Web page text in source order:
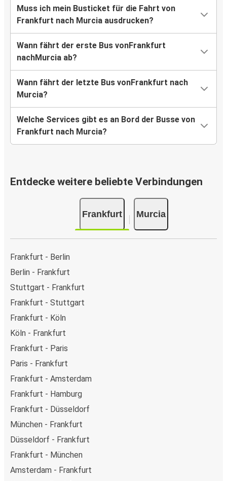
Muss ich mein Busticket für die Fahrt von
Frankfurt nach Murcia ausdrucken?
Wann fährt der erste Bus vonFrankfurt
nachMurcia ab?
Wann fährt der letzte Bus vonFrankfurt nach
Murcia?
Welche Services gibt es an Bord der Busse von
Frankfurt nach Murcia?
Entdecke weitere beliebte Verbindungen
Frankfurt Murcia
Frankfurt - Berlin
Berlin - Frankfurt
Stuttgart - Frankfurt
Frankfurt - Stuttgart
Frankfurt - Köln
Köln - Frankfurt
Frankfurt - Paris
Paris - Frankfurt
Frankfurt - Amsterdam
Frankfurt - Hamburg
Frankfurt - Düsseldorf
München - Frankfurt
Düsseldorf - Frankfurt
Frankfurt - München
Amsterdam - Frankfurt